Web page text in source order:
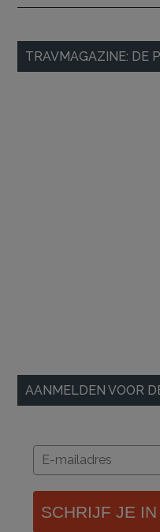
Primaire
Sidebar
TRAVMAGAZINE: DE
AANMELDEN VOOR
SCHRIJF JE IN